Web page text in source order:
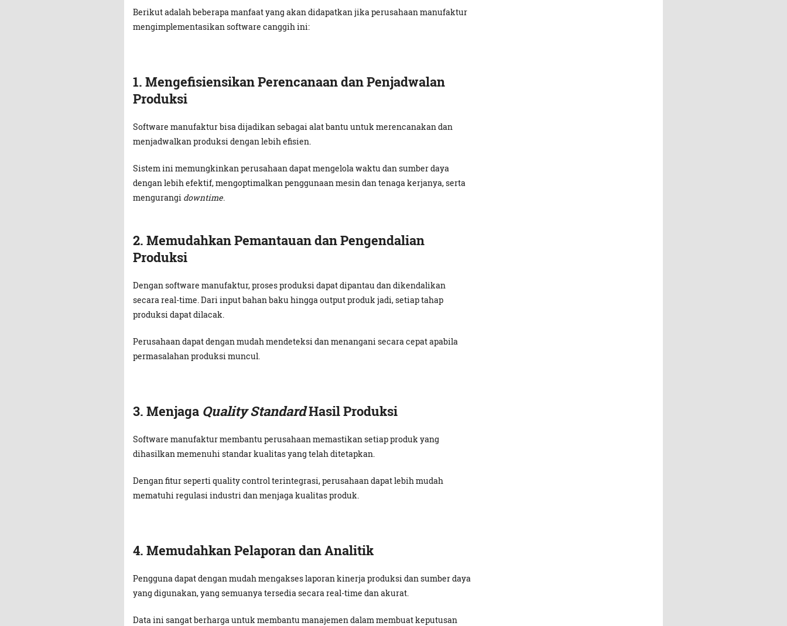
Berikut adalah beberapa manfaat yang akan didapatkan jika perusahaan manufaktur
mengimplementasikan software canggih ini:
1. Mengefisiensikan Perencanaan dan Penjadwalan
Produksi
Software manufaktur bisa dijadikan sebagai alat bantu untuk merencanakan dan
menjadwalkan produksi dengan lebih efisien.
Sistem ini memungkinkan perusahaan dapat mengelola waktu dan sumber daya
dengan lebih efektif, mengoptimalkan penggunaan mesin dan tenaga kerjanya, serta
mengurangi downtime.
2. Memudahkan Pemantauan dan Pengendalian
Produksi
Dengan software manufaktur, proses produksi dapat dipantau dan dikendalikan
secara real-time. Dari input bahan baku hingga output produk jadi, setiap tahap
produksi dapat dilacak.
Perusahaan dapat dengan mudah mendeteksi dan menangani secara cepat apabila
permasalahan produksi muncul.
3. Menjaga Quality StandardHasil Produksi
Software manufaktur membantu perusahaan memastikan setiap produk yang
dihasilkan memenuhi standar kualitas yang telah ditetapkan.
Dengan fitur seperti quality control terintegrasi, perusahaan dapat lebih mudah
mematuhi regulasi industri dan menjaga kualitas produk.
4. Memudahkan Pelaporan dan Analitik
Pengguna dapat dengan mudah mengakses laporan kinerja produksi dan sumber daya
yang digunakan, yang semuanya tersedia secara real-time dan akurat.
Data ini sangat berharga untuk membantu manajemen dalam membuat keputusan